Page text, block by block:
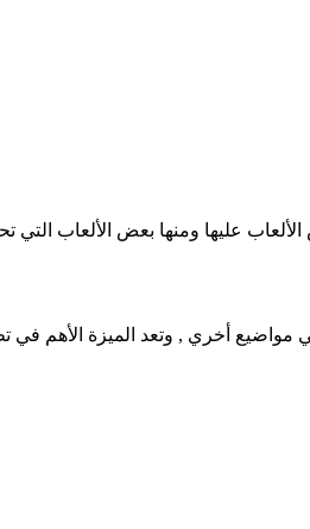
عليها ومنها بعض الألعاب التي
أخري , وتعد الميزة الأهم في